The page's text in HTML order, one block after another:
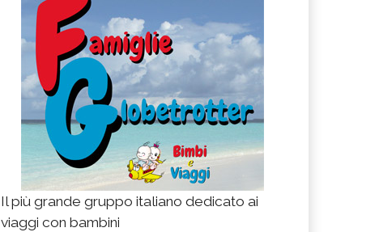
Il più grande gruppo italiano dedicato ai
viaggi con bambini